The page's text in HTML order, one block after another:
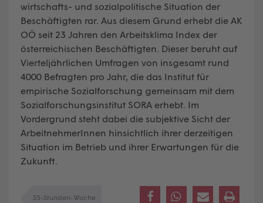
wirtschafts- und sozialpolitische Situation der
Beschäftigten rar. Aus diesem Grund erhebt die AK
OÖ seit 23 Jahren den Arbeitsklima Index der
österreichischen Beschäftigten. Dieser beruht auf
Vierteljährlichen Umfragen von insgesamt rund
4000 Befragten pro Jahr, die das Institut für
empirische Sozialforschung gemeinsam mit dem
Sozialforschungsinstitut SORA erhebt. Im
Vordergrund steht dabei die subjektive Sicht der
ArbeitnehmerInnen hinsichtlich ihrer derzeitigen
Situation im Betrieb und ihrer Erwartungen für die
Zukunft.
35-Stunden-Woche